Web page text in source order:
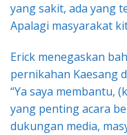
yang sakit, ada yang
Apalagi masyarakat
Erick menegaskan
pernikahan Kaesang
“Ya saya membantu,
yang penting acara
dukungan media,